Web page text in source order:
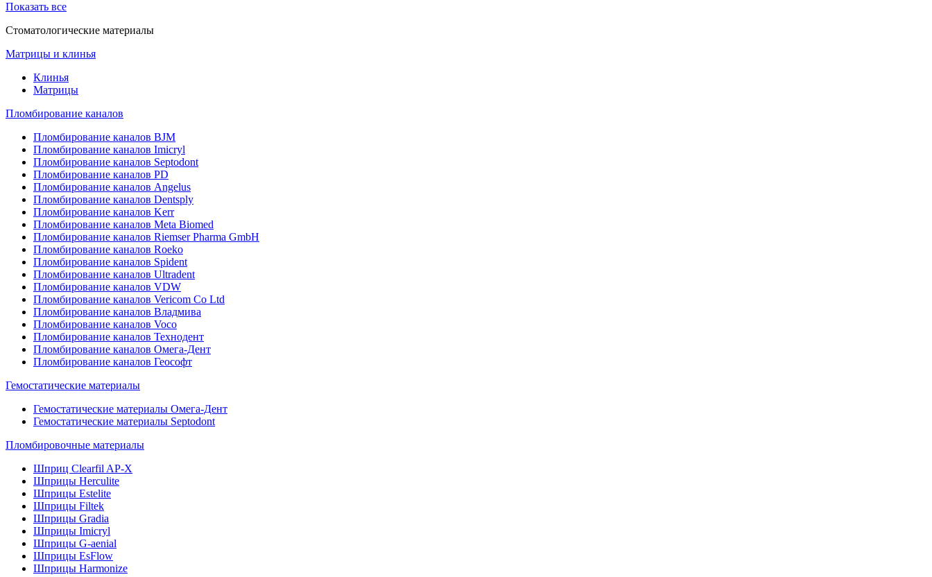
Показать все
Стоматологические материалы
Матрицы и клинья
Клинья
Матрицы
Пломбирование каналов
Пломбирование каналов BJM
Пломбирование каналов Imicryl
Пломбирование каналов Septodont
Пломбирование каналов PD
Пломбирование каналов Angelus
Пломбирование каналов Dentsply
Пломбирование каналов Kerr
Пломбирование каналов Meta Biomed
Пломбирование каналов Riemser Pharma GmbH
Пломбирование каналов Roeko
Пломбирование каналов Spident
Пломбирование каналов Ultradent
Пломбирование каналов VDW
Пломбирование каналов Vericom Co Ltd
Пломбирование каналов Владмива
Пломбирование каналов Voco
Пломбирование каналов Технодент
Пломбирование каналов Омега-Дент
Пломбирование каналов Геософт
Гемостатические материалы
Гемостатические материалы Омега-Дент
Гемостатические материалы Septodont
Пломбировочные материалы
Шприц Clearfil AP-X
Шприцы Herculite
Шприцы Estelite
Шприцы Filtek
Шприцы Gradia
Шприцы Imicryl
Шприцы G-aenial
Шприцы EsFlow
Шприцы Harmonize